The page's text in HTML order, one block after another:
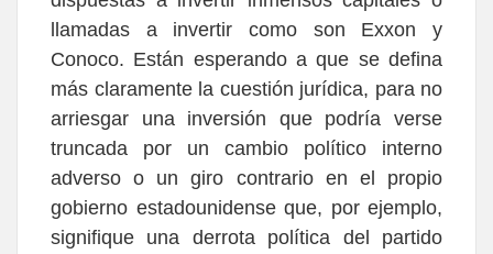
llamadas a invertir como son Exxon y
Conoco. Están esperando a que se defina
más claramente la cuestión jurídica, para no
arriesgar una inversión que podría verse
truncada por un cambio político interno
adverso o un giro contrario en el propio
gobierno estadounidense que, por ejemplo,
signifique una derrota política del partido